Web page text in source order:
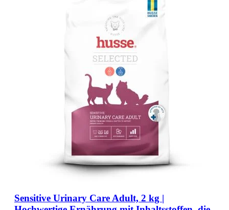
Sensitive Urinary Care Adult, 2 kg |